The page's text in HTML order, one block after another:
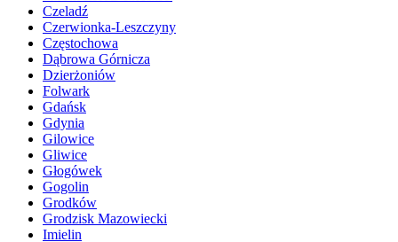
Czeladź
Czerwionka-Leszczyny
Częstochowa
Dąbrowa Górnicza
Dzierżoniów
Folwark
Gdańsk
Gdynia
Gilowice
Gliwice
Głogówek
Gogolin
Grodków
Grodzisk Mazowiecki
Imielin